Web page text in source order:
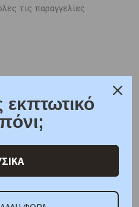
τις παραγγελίες
LOVE
εμάς
εκπτωτικό